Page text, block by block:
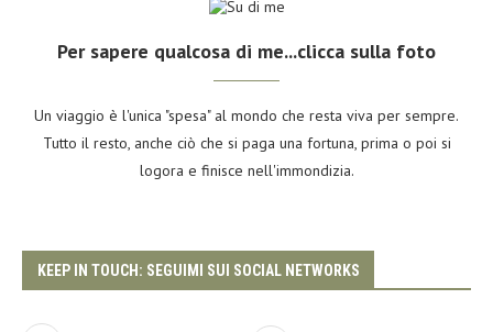
Per sapere qualcosa di me...clicca sulla foto
Un viaggio è l'unica "spesa" al mondo che resta viva per sempre.
Tutto il resto, anche ciò che si paga una fortuna, prima o poi si
logora e finisce nell'immondizia.
KEEP IN TOUCH: SEGUIMI SUI SOCIAL NETWORKS